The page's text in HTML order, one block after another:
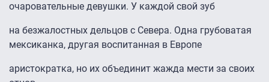
очаровательные девушки. У каждой свой зуб
на безжалостных дельцов с Севера. Одна грубоватая
мексиканка, другая воспитанная в Европе
аристократка, но их объединит жажда мести за своих